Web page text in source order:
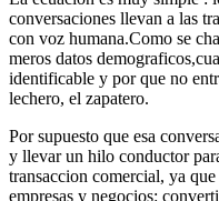
conversaciones llevan a las
con voz humana.Como se
meros datos
identificable y por que no
lechero, el zapatero.
Por supuesto que esa
y llevar un hilo conductor
transaccion comercial, ya
empresas y negocios: